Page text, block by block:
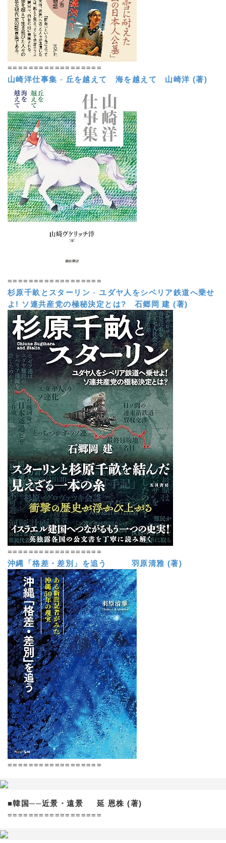
==================
山崎洋仕事集 - 丘を越えて 海を越えて 山崎洋 (著)
==================
杉原千畝とスターリン -ユダヤ人をシベリア鉄道へ乗せ
よ! ソ連共産党の極秘決定とは?
石郷岡 建 (著)
==================
沖縄「格差・差別」を追う 羽原清雅 (著)
==================
■韓国──近景・遠景 延 恩株 (著)
==================